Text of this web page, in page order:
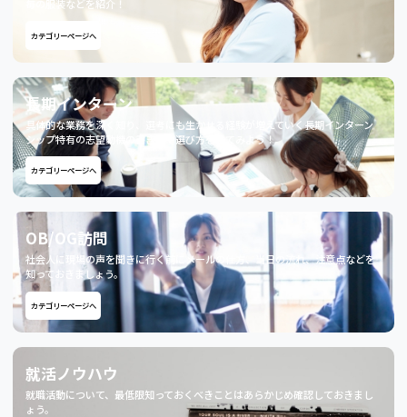
毎の服装などを紹介！
カテゴリーページへ
長期インターン
具体的な業務を深く知り、選考にも生かせる経験が増えていく長期インターン
シップ特有の志望動機の書き方や選び方を見てみよう！
カテゴリーページへ
OB/OG訪問
社会人に現場の声を聞きに行く前にメールの仕方、当日の流れ、注意点などを
知っておきましょう。
カテゴリーページへ
就活ノウハウ
就職活動について、最低限知っておくべきことはあらかじめ確認しておきまし
ょう。